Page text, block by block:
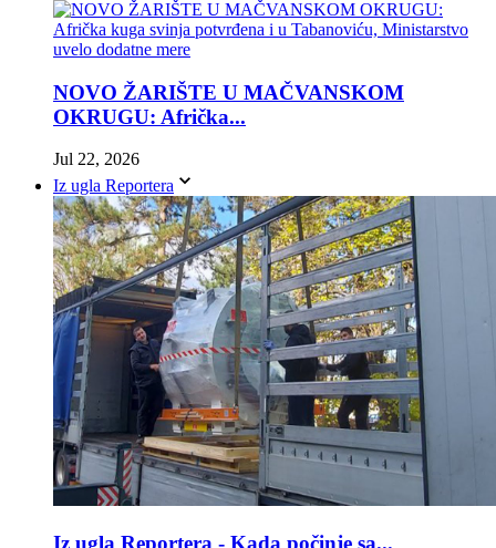
NOVO ŽARIŠTE U MAČVANSKOM
OKRUGU: Afrička...
Jul 22, 2026
Iz ugla Reportera
Iz ugla Reportera - Kada počinje sa...